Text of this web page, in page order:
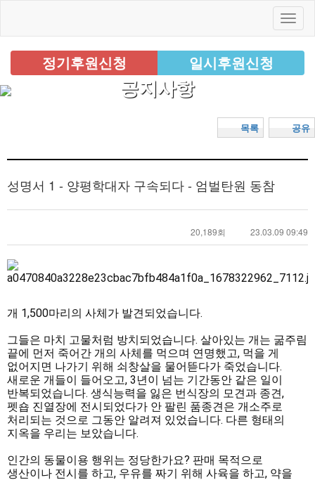
정기후원신청 일시후원신청
공지사항
공유
목록
성명서 1 - 양평학대자 구속되다 - 엄벌탄원 동참
20,189회 23.03.09 09:49
개 1,500마리의 사체가 발견되었습니다.
그들은 마치 고물처럼 방치되었습니다. 살아있는 개는 굶주림
끝에 먼저 죽어간 개의 사체를 먹으며 연명했고, 먹을 게
없어지면 나가기 위해 쇠창살을 물어뜯다가 죽었습니다.
새로운 개들이 들어오고, 3년이 넘는 기간동안 같은 일이
반복되었습니다. 생식능력을 잃은 번식장의 모견과 종견,
펫숍 진열장에 전시되었다가 안 팔린 품종견은 개소주로
처리되는 것으로 그동안 알려져 있었습니다. 다른 형태의
지옥을 우리는 보았습니다.
인간의 동물이용 행위는 정당한가요? 판매 목적으로
생산이나 전시를 하고, 우유를 짜기 위해 사육을 하고, 약을